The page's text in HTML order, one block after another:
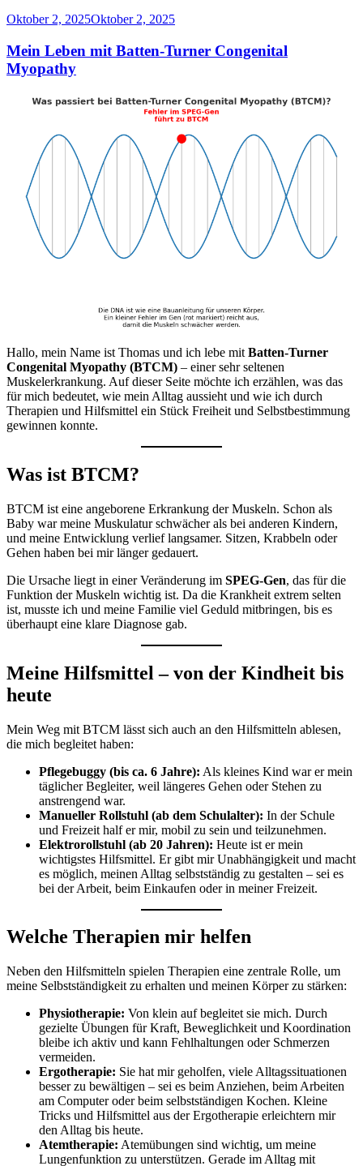
Veröffentlicht
Oktober 2, 2025Oktober 2, 2025
Mein Leben mit Batten-Turner Congenital
Myopathy
Hallo, mein Name ist Thomas und ich lebe mit Batten-Turner
Congenital Myopathy (BTCM) – einer sehr seltenen
Muskelerkrankung. Auf dieser Seite möchte ich erzählen, was das
für mich bedeutet, wie mein Alltag aussieht und wie ich durch
Therapien und Hilfsmittel ein Stück Freiheit und Selbstbestimmung
gewinnen konnte.
Was ist BTCM?
BTCM ist eine angeborene Erkrankung der Muskeln. Schon als
Baby war meine Muskulatur schwächer als bei anderen Kindern,
und meine Entwicklung verlief langsamer. Sitzen, Krabbeln oder
Gehen haben bei mir länger gedauert.
Die Ursache liegt in einer Veränderung im SPEG-Gen, das für die
Funktion der Muskeln wichtig ist. Da die Krankheit extrem selten
ist, musste ich und meine Familie viel Geduld mitbringen, bis es
überhaupt eine klare Diagnose gab.
Meine Hilfsmittel – von der Kindheit bis
heute
Mein Weg mit BTCM lässt sich auch an den Hilfsmitteln ablesen,
die mich begleitet haben:
Pflegebuggy (bis ca. 6 Jahre): Als kleines Kind war er mein
täglicher Begleiter, weil längeres Gehen oder Stehen zu
anstrengend war.
Manueller Rollstuhl (ab dem Schulalter): In der Schule
und Freizeit half er mir, mobil zu sein und teilzunehmen.
Elektrorollstuhl (ab 20 Jahren): Heute ist er mein
wichtigstes Hilfsmittel. Er gibt mir Unabhängigkeit und macht
es möglich, meinen Alltag selbstständig zu gestalten – sei es
bei der Arbeit, beim Einkaufen oder in meiner Freizeit.
Welche Therapien mir helfen
Neben den Hilfsmitteln spielen Therapien eine zentrale Rolle, um
meine Selbstständigkeit zu erhalten und meinen Körper zu stärken:
Physiotherapie: Von klein auf begleitet sie mich. Durch
gezielte Übungen für Kraft, Beweglichkeit und Koordination
bleibe ich aktiv und kann Fehlhaltungen oder Schmerzen
vermeiden.
Ergotherapie: Sie hat mir geholfen, viele Alltagssituationen
besser zu bewältigen – sei es beim Anziehen, beim Arbeiten
am Computer oder beim selbstständigen Kochen. Kleine
Tricks und Hilfsmittel aus der Ergotherapie erleichtern mir
den Alltag bis heute.
Atemtherapie: Atemübungen sind wichtig, um meine
Lungenfunktion zu unterstützen. Gerade im Alltag mit